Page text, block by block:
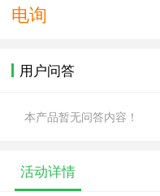
电询
用户问答
本产品暂无问答内容！
活动详情